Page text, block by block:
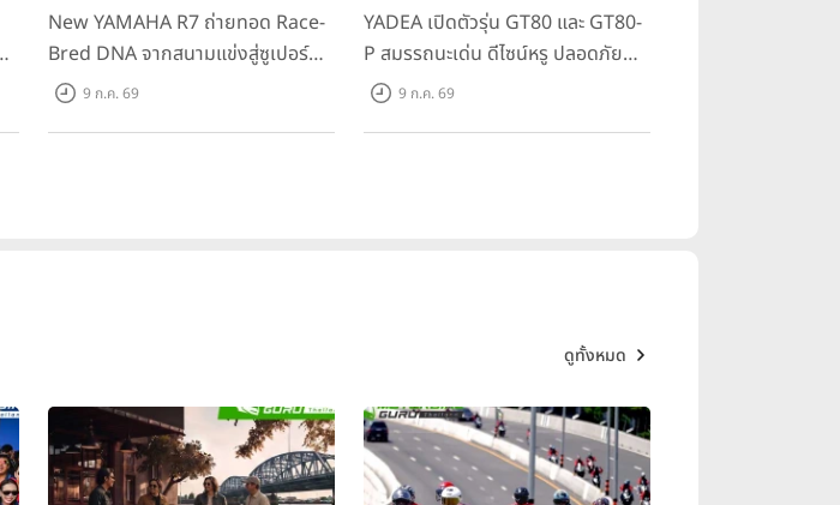
New YAMAHA R7 ถ่ายทอด Race-
Bred DNA จากสนามแข่งสู่ซูเปอร์
สปอร์ตคลาสกลางที่เข้าถึงได้จริง ใน
9 ก.ค. 69
YADEA เปิดตัวรุ่น GT80 และ GT80-
P สมรรถนะเด่น ดีไซน์หรู ปลอดภัย
ราคาเข้าถึงง่าย จดทะเบียนได้ มี 3 สี
9 ก.ค. 69
ดูทั้งหมด